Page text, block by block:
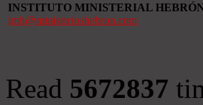
INSTITUTO MINISTERIAL
imh@ministerioshebron.com
Read 5672837